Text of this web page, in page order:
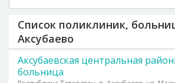
Список поликлиник,
Аксубаево
Аксубаевская центральная
больница